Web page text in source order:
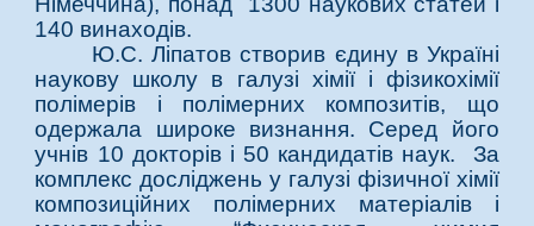
140 винаходів.
Ю.С. Ліпатов створив єдину в Україні
наукову школу в галузі хімії і фізикохімії
полімерів і полімерних композитів, що
одержала широке визнання. Серед його
учнів 10 докторів і 50 кандидатів наук. За
комплекс досліджень у галузі фізичної хімії
композиційних полімерних матеріалів і